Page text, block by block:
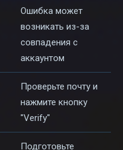
Ошибка может
возникать из-за
совпадения с
аккаунтом
Проверьте почту и
нажмите кнопку
"Verify"
Подготовьте